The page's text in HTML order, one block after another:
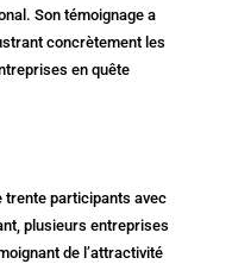
Son témoignage a
concrètement les
en quête
trente participants avec
plusieurs entreprises
de l’attractivité